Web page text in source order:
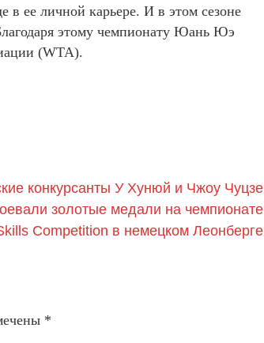
в ее личной карьере. И в этом сезоне
этому чемпионату Юань Юэ
(WTA).
конкурсанты У Хунюй и Чжоу Чуцзе
золотые медали на чемпионате
Competition в немецком Леонберге
*